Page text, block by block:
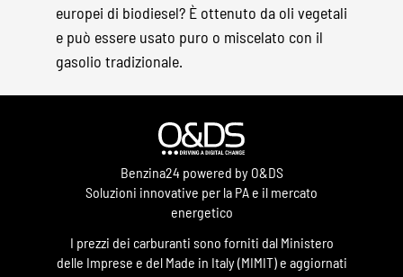
europei di biodiesel? È ottenuto da oli vegetali
e può essere usato puro o miscelato con il
gasolio tradizionale.
Benzina24 powered by O&DS
Soluzioni innovative per la PA e il mercato
energetico
I prezzi dei carburanti sono forniti dal Ministero
delle Imprese e del Made in Italy (MIMIT) e aggiornati